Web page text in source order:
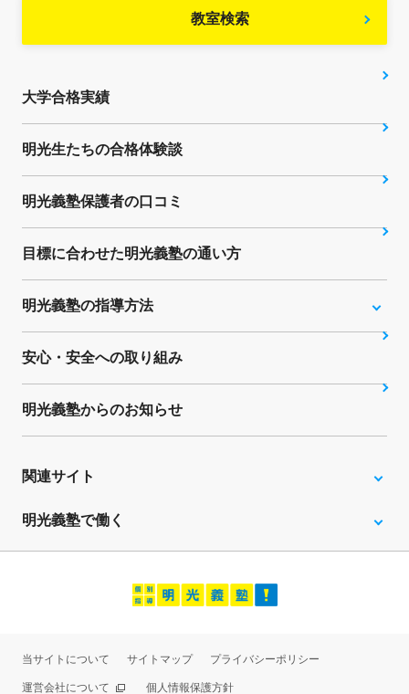
教室検索
大学合格実績
明光生たちの合格体験談
明光義塾保護者の口コミ
目標に合わせた明光義塾の通い方
明光義塾の指導方法
安心・安全への取り組み
明光義塾からのお知らせ
関連サイト
明光義塾で働く
当サイトについて サイトマップ プライバシーポリシー
運営会社について 個人情報保護方針